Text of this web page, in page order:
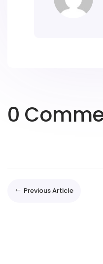
0
# Previous Article